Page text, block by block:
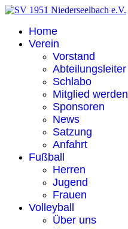
Home
Verein
Vorstand
Abteilungsleiter
Schlabo
Mitglied werden
Sponsoren
News
Satzung
Anfahrt
Fußball
Herren
Jugend
Frauen
Volleyball
Über uns